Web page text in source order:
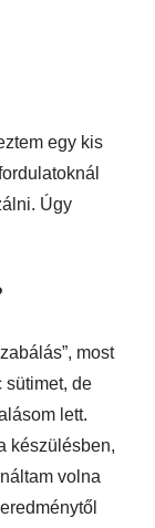
egy kis
Úgy
most
sütimet, de
lett.
készülésben,
volna